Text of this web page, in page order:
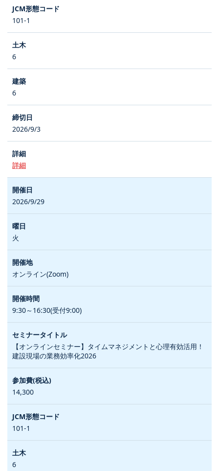
101-1
6
6
2026/9/3
詳細
2026/9/29
火
オンライン(Zoom)
9:30～16:30(受付9:00)
【オンラインセミナー】タイムマネジメントと心理有効活用！
建設現場の業務効率化2026
14,300
101-1
6